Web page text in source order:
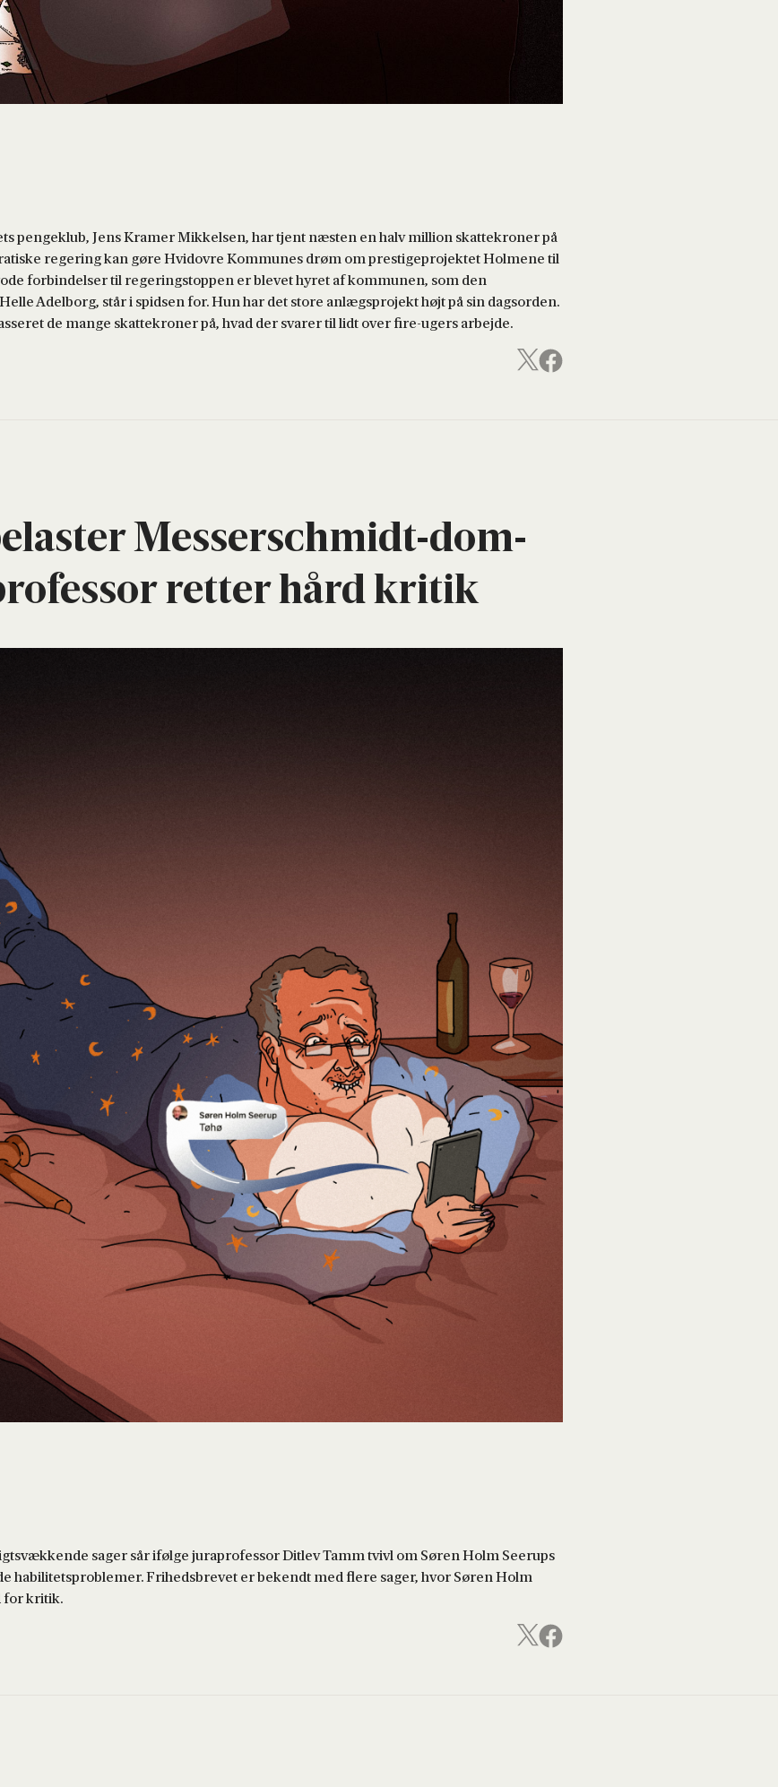
pengeklub, Jens Kramer Mikkelsen, har tjent næsten en halv million skattekroner på
regering kan gøre Hvidovre Kommunes drøm om prestigeprojektet Holmene til
forbindelser til regeringstoppen er blevet hyret af kommunen, som den
Adelborg, står i spidsen for. Hun har det store anlægsprojekt højt på sin dagsorden.
de mange skattekroner på, hvad der svarer til lidt over fire-ugers arbejde.
Mes­ser­s­ch­midt-dom­
ret­ter hård kri­tik
sager sår ifølge juraprofessor Ditlev Tamm tvivl om Søren Holm Seerups
habilitetsproblemer. Frihedsbrevet er bekendt med flere sager, hvor Søren Holm
for kritik.